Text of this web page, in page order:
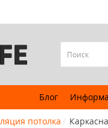
Блог
потолка